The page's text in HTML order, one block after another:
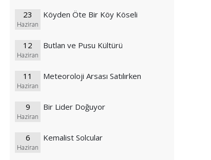
23
Haziran
Köyden Öte Bir Köy Köseli
12
Haziran
Butlan ve Pusu Kültürü
11
Haziran
Meteoroloji Arsası Satılırken
9
Haziran
Bir Lider Doğuyor
6
Haziran
Kemalist Solcular